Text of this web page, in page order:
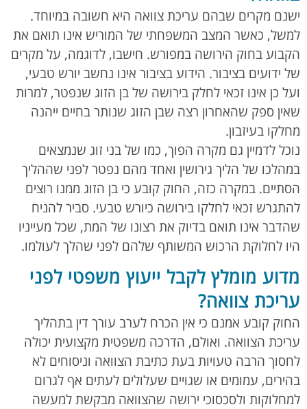
ישנם מקרים שבהם עריכת צוואה היא חשובה במיוחד.
למשל, כאשר המצב המשפחתי של המוריש אינו תואם את
הקבוע בחוק הירושה במפורש. חישבו, לדוגמה, על מקרים
של ידועים בציבור. הידוע בציבור אינו נחשב יורש טבעי,
ועל כן אינו זכאי לחלק בירושה של בן הזוג שנפטר, למרות
שאין ספק שהאחרון רצה שבן הזוג שנותר בחיים ייהנה
מחלקו בעיזבון.
נוכל לדמיין גם מקרה הפוך, כמו של בני זוג שנמצאים
במהלכו של הליך גירושין ואחד מהם נפטר לפני שההליך
הסתיים. במקרה כזה, החוק קובע כי בן הזוג ממנו רוצים
להתגרש זכאי לחלקו בירושה כיורש טבעי. סביר להניח
שהדבר אינו תואם בדיוק את רצונו של המת, שכל מעייניו
היו לחלוקת הרכוש המשותף שלהם לפני שהלך לעולמו.
מדוע מומלץ לקבל ייעוץ משפטי לפני
עריכת צוואה?
החוק קובע אמנם כי אין הכרח לערב עורך דין בתהליך
עריכת הצוואה. ואולם, הדרכה משפטית מקצועית יכולה
לחסוך הרבה טעויות בעת כתיבת הצוואה וניסוחים לא
בהירים, עמומים או שגויים שעלולים לעתים אף לגרום
למחלוקות ולסכסוכי ירושה שהצוואה מבקשת למעשה